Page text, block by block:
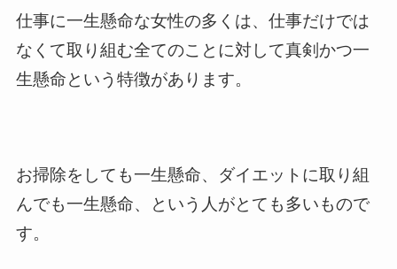
仕事に一生懸命な女性の多くは、仕事だけでは
なくて取り組む全てのことに対して真剣かつ一
生懸命という特徴があります。
お掃除をしても一生懸命、ダイエットに取り組
んでも一生懸命、という人がとても多いもので
す。